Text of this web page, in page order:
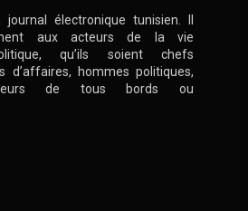
électronique tunisien. Il
aux acteurs de la vie
qu’ils soient chefs
d’affaires, hommes politiques,
de tous bords ou